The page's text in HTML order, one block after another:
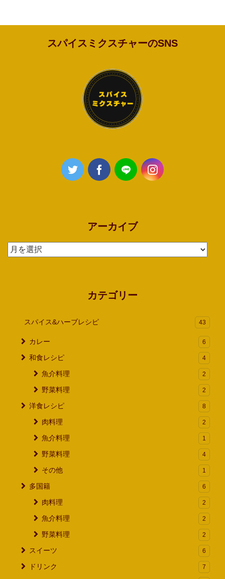
スパイスミクスチャーのSNS
アーカイブ
ア
カテゴリー
スパイス&ハーブレシピ 43
カレー 6
和食レシピ 4
魚介料理 2
野菜料理 2
洋食レシピ 8
肉料理 2
魚介料理 1
野菜料理 4
その他 1
多国籍 6
肉料理 2
魚介料理 2
野菜料理 2
スイーツ 6
ドリンク 7